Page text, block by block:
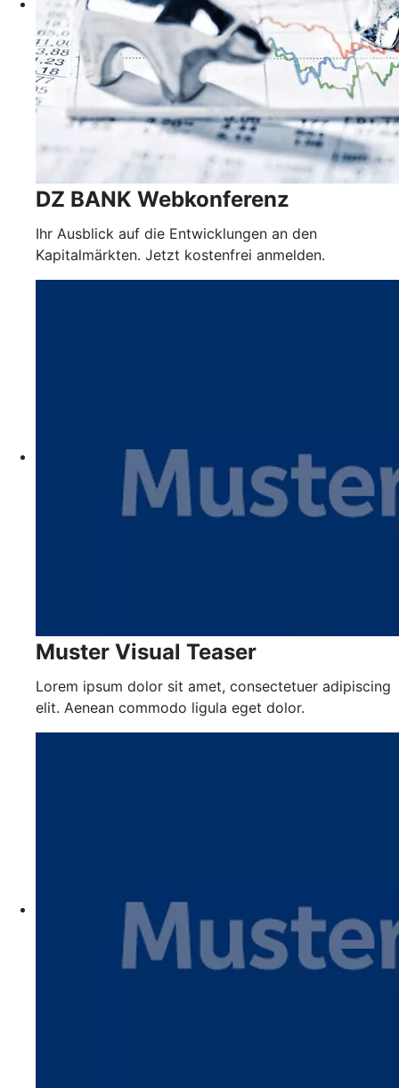
DZ BANK Webkonferenz
Ihr Ausblick auf die Entwicklungen an den
Kapitalmärkten. Jetzt kostenfrei anmelden.
Muster Visual Teaser
Lorem ipsum dolor sit amet, consectetuer adipiscing
elit. Aenean commodo ligula eget dolor.